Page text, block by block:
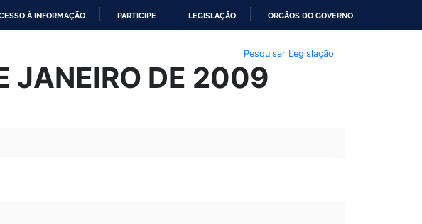
À INFORMAÇÃO PARTICIPE LEGISLAÇÃO ÓRGÃOS DO GOVERNO
Pesquisar Legislação
JANEIRO DE 2009